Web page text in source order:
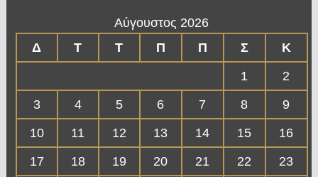
Αύγουστος 2026
Δ
Τ Τ Π Π Σ
Κ
1
2
3
4 5 6 7 8
9
10
11 12 13 14 15
16
17
18 19 20 21 22
23